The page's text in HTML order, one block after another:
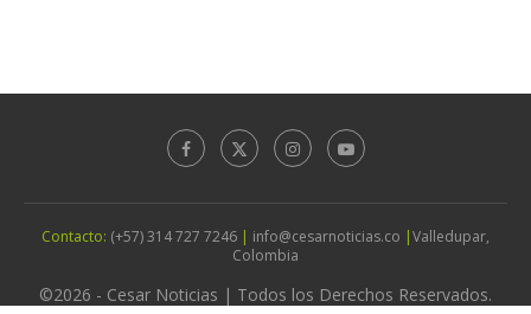
Contacto: (+57) 314 727 7246 info@cesarnoticias.co
Valledupar,
Colombia
©2026 - Cesar Noticias | Todos los Derechos Reservados.